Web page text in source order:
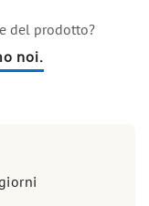
del prodotto?
noi.